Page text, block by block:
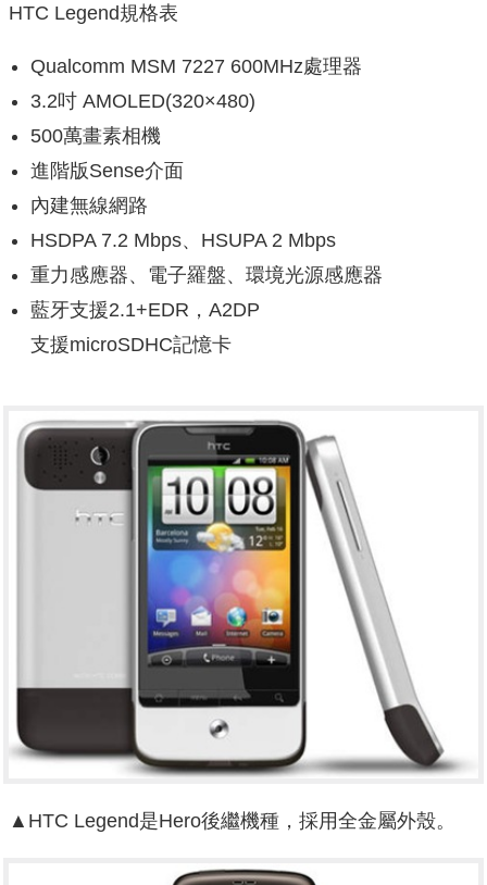
HTC Legend規格表
Qualcomm MSM 7227 600MHz處理器
3.2吋 AMOLED(320×480)
500萬畫素相機
進階版Sense介面
內建無線網路
HSDPA 7.2 Mbps、HSUPA 2 Mbps
重力感應器、電子羅盤、環境光源感應器
藍牙支援2.1+EDR，A2DP
支援microSDHC記憶卡
▲HTC Legend是Hero後繼機種，採用全金屬外殼。